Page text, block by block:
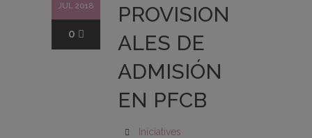
JUL 2018
0
PROVISION
ALES DE
ADMISIÓN
EN PFCB
Iniciatives